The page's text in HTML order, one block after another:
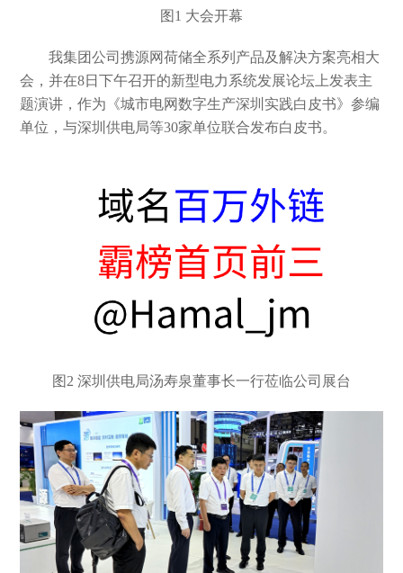
图1 大会开幕
我集团公司携源网荷储全系列产品及解决方案亮相大
会，并在8日下午召开的新型电力系统发展论坛上发表主
题演讲，作为《城市电网数字生产深圳实践白皮书》参编
单位，与深圳供电局等30家单位联合发布白皮书。
图 2 深圳供电局汤寿泉董事长一行莅临公司展台